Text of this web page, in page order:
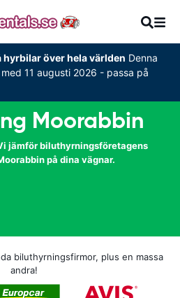
hyrbilar över hela världen Denna
11 augusti 2026 - passa på
Moorabbin
jämför biluthyrningsföretagens
på dina vägnar.
biluthyrningsfirmor, plus en massa
andra!